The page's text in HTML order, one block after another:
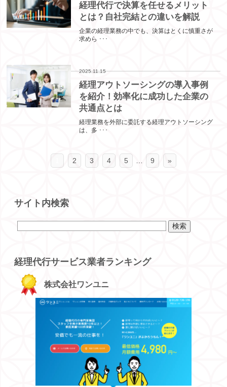
経理代行で決算を任せるメリット
とは？自社完結との違いを解説
企業の経理業務の中でも、決算はとくに慎重さが
求めら ･･･
2025.11.15
経理アウトソーシングの導入事例
を紹介！効率化に成功した企業の
共通点とは
経理業務を外部に委託する経理アウトソーシング
は、多 ･･･
2 3 4 5 … 9 »
サイト内検索
経理代行サービス業者ランキング
株式会社ワンユニ